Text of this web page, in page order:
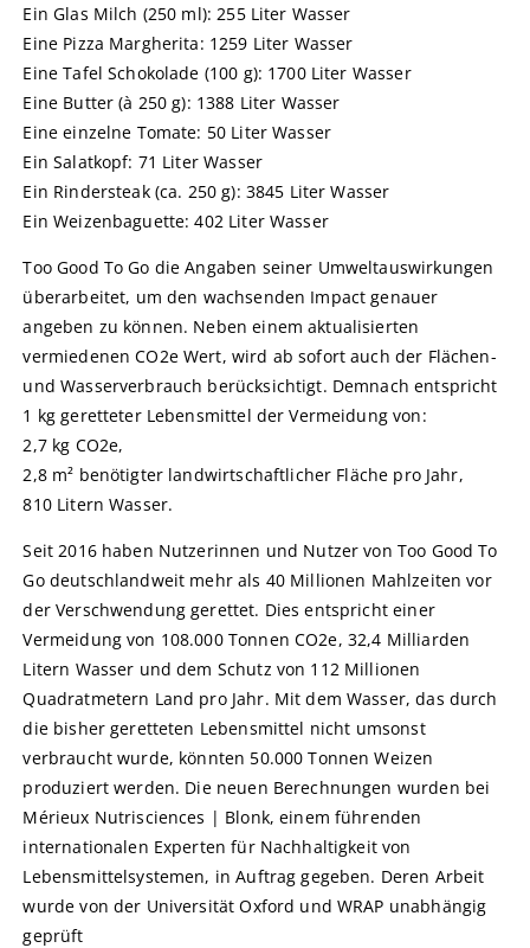
Ein Glas Milch (250 ml): 255 Liter Wasser
Eine Pizza Margherita: 1259 Liter Wasser
Eine Tafel Schokolade (100 g): 1700 Liter Wasser
Eine Butter (à 250 g): 1388 Liter Wasser
Eine einzelne Tomate: 50 Liter Wasser
Ein Salatkopf: 71 Liter Wasser
Ein Rindersteak (ca. 250 g): 3845 Liter Wasser
Ein Weizenbaguette: 402 Liter Wasser
Too Good To Go die Angaben seiner Umweltauswirkungen
überarbeitet, um den wachsenden Impact genauer
angeben zu können. Neben einem aktualisierten
vermiedenen CO2e Wert, wird ab sofort auch der Flächen-
und Wasserverbrauch berücksichtigt. Demnach entspricht
1 kg geretteter Lebensmittel der Vermeidung von:
2,7 kg CO2e,
2,8 m² benötigter landwirtschaftlicher Fläche pro Jahr,
810 Litern Wasser.
Seit 2016 haben Nutzerinnen und Nutzer von Too Good To
Go deutschlandweit mehr als 40 Millionen Mahlzeiten vor
der Verschwendung gerettet. Dies entspricht einer
Vermeidung von 108.000 Tonnen CO2e, 32,4 Milliarden
Litern Wasser und dem Schutz von 112 Millionen
Quadratmetern Land pro Jahr. Mit dem Wasser, das durch
die bisher geretteten Lebensmittel nicht umsonst
verbraucht wurde, könnten 50.000 Tonnen Weizen
produziert werden. Die neuen Berechnungen wurden bei
Mérieux Nutrisciences | Blonk, einem führenden
internationalen Experten für Nachhaltigkeit von
Lebensmittelsystemen, in Auftrag gegeben. Deren Arbeit
wurde von der Universität Oxford und WRAP unabhängig
geprüft